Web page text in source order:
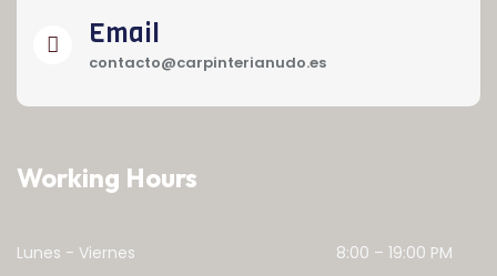
Email
contacto@carpinterianudo.es
Working Hours
Lunes - Viernes 8:00 – 19:00 PM